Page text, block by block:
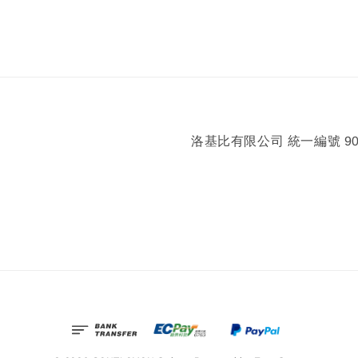
洛基比有限公司 統一編號